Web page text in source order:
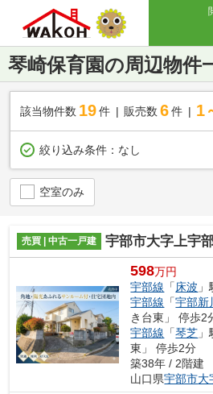
琴崎保育園の周辺物件
該当物件数 19件 販売数 6 件 1
絞り込み条件： なし
空室のみ
売買 | 中古一戸建 宇部市大字上宇部ひ
598万円
宇部線 「床波
宇部線 「宇部新
き台東」 停歩2
宇部線 「琴芝
東」 停歩2分
築38年 / 2階建
山口県宇部市大